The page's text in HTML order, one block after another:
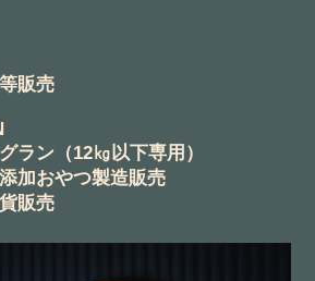
販売
ラン（12㎏以下専用）
加おやつ製造販売
販売